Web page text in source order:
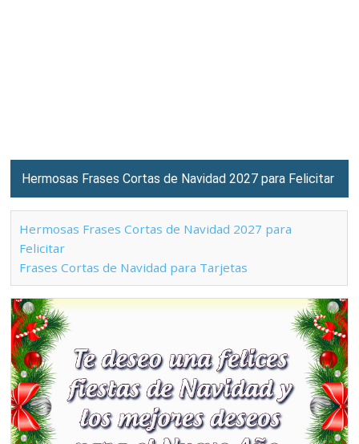
Hermosas Frases Cortas de Navidad 2027 para Felicitar
Hermosas Frases Cortas de Navidad 2027 para
Felicitar
Frases Cortas de Navidad para Tarjetas